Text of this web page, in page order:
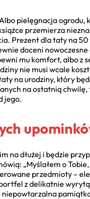
pielęgnacja ogrodu,
przemierza
Prezent dla taty na
doceni nowoczesne
mu komfort, albo
nie musi wcale
na urodziny, który
na ostatnią
jego.
na dłużej i będzie
„Myślałem o
przedmioty –
z delikatnie